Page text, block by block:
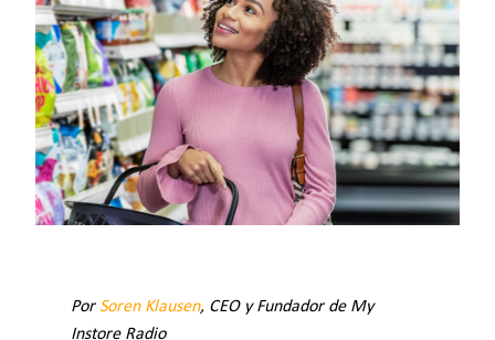
Precios
Contacto
Support
Inicia sesión
Por Soren Klausen, CEO y Fundador de My
Instore Radio